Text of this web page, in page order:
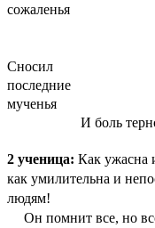
сожаленья
Сносил
последние
мученья
И боль
2 ученица: Как ужасна
как умилительна и
людям!
Он помнит все, но